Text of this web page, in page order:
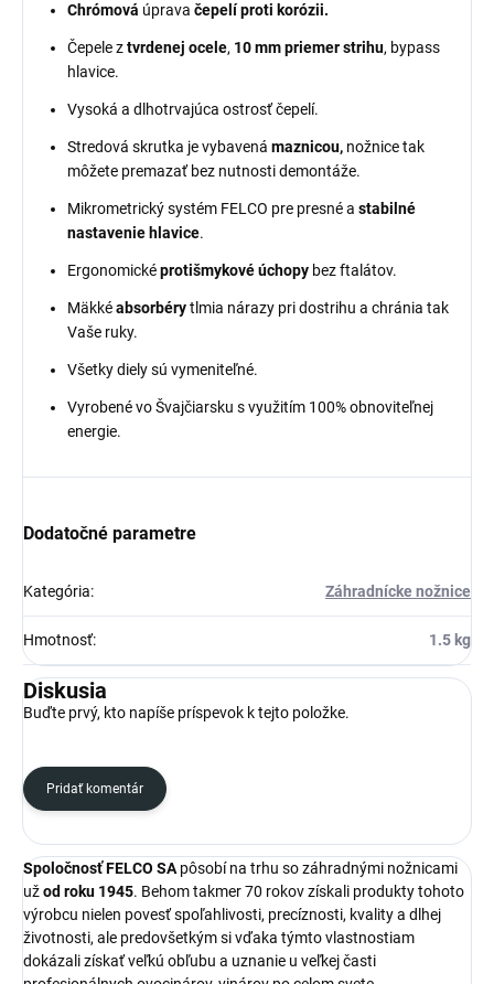
Chrómová úprava čepelí proti korózii.
Čepele ztvrdenej ocele, 10 mm priemer strihu, bypass
hlavice.
Vysoká a dlhotrvajúca ostrosť čepelí.
Stredová skrutka je vybavená maznicou, nožnice tak
môžete premazať bez nutnosti demontáže.
Mikrometrický systém FELCO pre presné a stabilné
nastavenie hlavice.
Ergonomicképrotišmykové úchopy bez ftalátov.
Mäkkéabsorbérytlmia nárazy pri dostrihu a chránia tak
Vaše ruky.
Všetky diely sú vymeniteľné.
Vyrobené vo Švajčiarsku s využitím 100% obnoviteľnej
energie.
Dodatočné parametre
Kategória: Záhradnícke nožnice
Hmotnosť: 1.5 kg
Diskusia
Buďte prvý, kto napíše príspevok k tejto položke.
Pridať komentár
Spoločnosť FELCO SApôsobí na trhu so záhradnými nožnicami
užod roku 1945. Behom takmer 70 rokov získali produkty tohoto
výrobcu nielen povesť spoľahlivosti, precíznosti, kvality a dlhej
životnosti, ale predovšetkým si vďaka týmto vlastnostiam
dokázali získať veľkú obľubu a uznanie u veľkej časti